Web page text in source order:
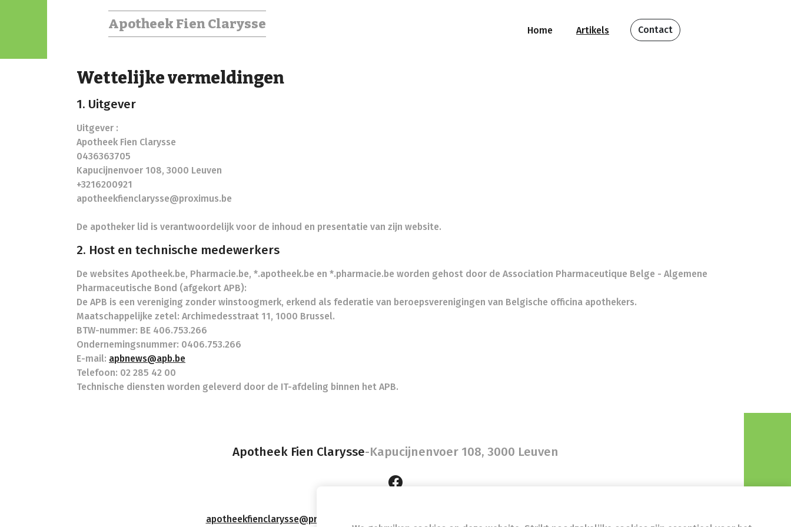
Apotheek Fien Clarysse Home Artikels Contact
Wettelijke vermeldingen
1. Uitgever
Uitgever :
Apotheek Fien Clarysse
0436363705
Kapucijnenvoer 108, 3000 Leuven
+3216200921
apotheekfienclarysse@proximus.be
De apotheker lid is verantwoordelijk voor de inhoud en presentatie van zijn website.
2. Host en technische medewerkers
De websites Apotheek.be, Pharmacie.be, *.apotheek.be en *.pharmacie.be worden gehost door de Association Pharmaceutique Belge - Algemene
Pharmaceutische Bond (afgekort APB):
De APB is een vereniging zonder winstoogmerk, erkend als federatie van beroepsverenigingen van Belgische officina apothekers.
Maatschappelijke zetel: Archimedesstraat 11, 1000 Brussel.
BTW-nummer: BE 406.753.266
Ondernemingsnummer: 0406.753.266
E-mail: apbnews@apb.be
Telefoon: 02 285 42 00
Technische diensten worden geleverd door de IT-afdeling binnen het APB.
Apotheek Fien Clarysse-Kapucijnenvoer 108, 3000 Leuven
apotheekfienclarysse@proximus.be